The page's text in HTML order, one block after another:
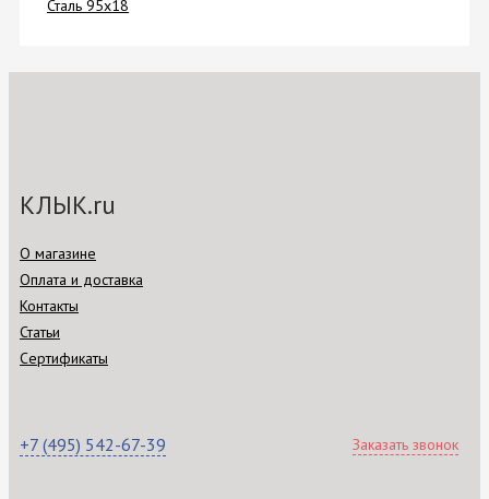
Сталь 95х18
КЛЫК.ru
О магазине
Оплата и доставка
Контакты
Статьи
Сертификаты
+7 (495) 542-67-39 Заказать звонок